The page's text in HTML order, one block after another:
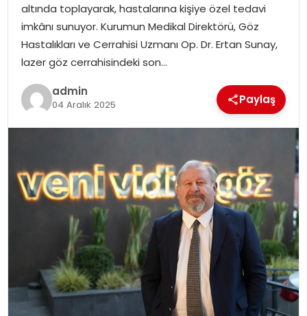
MAGAZIN
TEKNOLOJI
altında toplayarak, hastalarına kişiye özel tedavi
imkânı sunuyor. Kurumun Medikal Direktörü, Göz
Hastalıkları ve Cerrahisi Uzmanı Op. Dr. Ertan Sunay,
lazer göz cerrahisindeki son…
admin
04 Aralık 2025 Paylaş